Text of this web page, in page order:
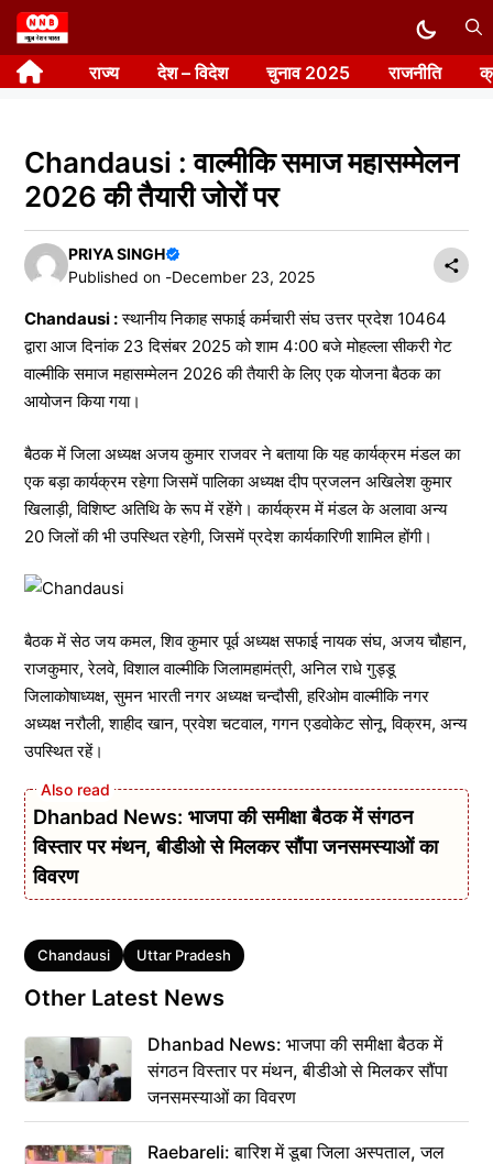
Skip
to
content राज्य देश – विदेश चुनाव 2025 राजनीति
Chandausi : वाल्मीकि समाज महासम्मेलन
2026 की तैयारी जोरों पर
PRIYA SINGH
Published on -December 23, 2025
Chandausi :स्थानीय निकाह सफाई कर्मचारी संघ उत्तर प्रदेश 10464
द्वारा आज दिनांक 23 दिसंबर 2025 को शाम 4:00 बजे मोहल्ला सीकरी गेट
वाल्मीकि समाज महासम्मेलन 2026 की तैयारी के लिए एक योजना बैठक का
आयोजन किया गया।
बैठक में जिला अध्यक्ष अजय कुमार राजवर ने बताया कि यह कार्यक्रम मंडल का
एक बड़ा कार्यक्रम रहेगा जिसमें पालिका अध्यक्ष दीप प्रजलन अखिलेश कुमार
खिलाड़ी, विशिष्ट अतिथि के रूप में रहेंगे। कार्यक्रम में मंडल के अलावा अन्य
20 जिलों की भी उपस्थित रहेगी, जिसमें प्रदेश कार्यकारिणी शामिल होंगी।
बैठक में सेठ जय कमल, शिव कुमार पूर्व अध्यक्ष सफाई नायक संघ, अजय चौहान,
राजकुमार, रेलवे, विशाल वाल्मीकि जिलामहामंत्री, अनिल राधे गुड्डू
जिलाकोषाध्यक्ष, सुमन भारती नगर अध्यक्ष चन्दौसी, हरिओम वाल्मीकि नगर
अध्यक्ष नरौली, शाहीद खान, प्रवेश चटवाल, गगन एडवोकेट सोनू, विक्रम, अन्य
उपस्थित रहें।
Dhanbad News: भाजपा की समीक्षा बैठक में संगठन
विस्तार पर मंथन, बीडीओ से मिलकर सौंपा जनसमस्याओं का
विवरण
Tags
Chandausi Uttar Pradesh
Other Latest News
Dhanbad News: भाजपा की समीक्षा बैठक में
संगठन विस्तार पर मंथन, बीडीओ से मिलकर सौंपा
जनसमस्याओं का विवरण
Raebareli: बारिश में डूबा जिला अस्पताल, जल